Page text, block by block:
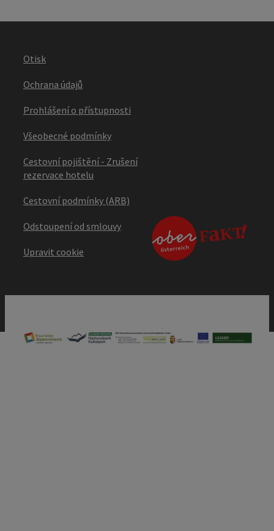
Otisk
Ochrana údajů
Prohlášení o přístupnosti
Všeobecné podmínky
Cestovní pojištění - Zrušení
rezervace hotelu
Cestovní podmínky (ARB)
Odstoupení od smlouvy
Upravit cookie